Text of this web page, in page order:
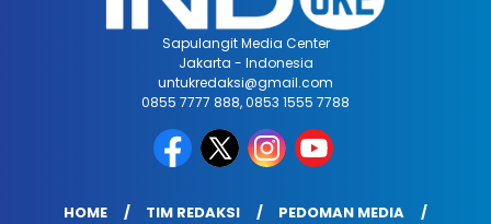
Sapulangit Media Center
Jakarta - Indonesia
untukredaksi@gmail.com
0855 7777 888, 0853 1555 7788
HOME TIM REDAKSI
PEDOMAN MEDIA